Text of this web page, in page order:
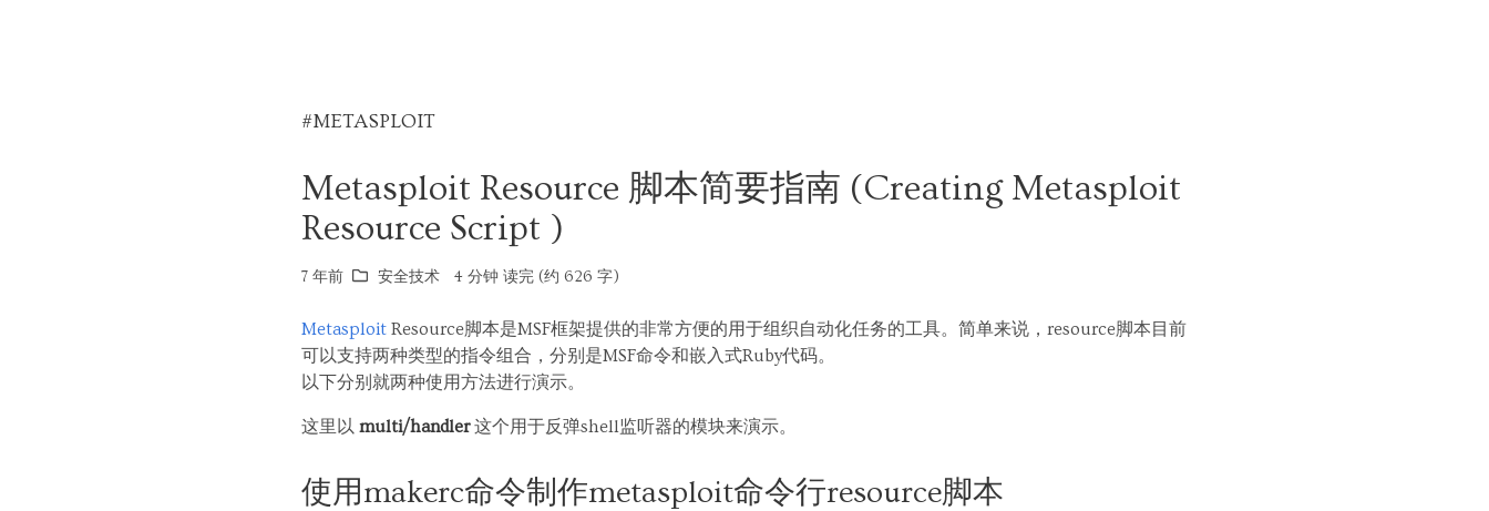
#METASPLOIT
Metasploit Resource 脚本简要指南 (Creating Metasploit
Resource Script )
7 年前 安全技术 4 分钟 读完 (约 626 字)
Metasploit Resource脚本是MSF框架提供的非常方便的用于组织自动化任务的工具。简单来说，resource脚本目前
可以支持两种类型的指令组合，分别是MSF命令和嵌入式Ruby代码。
以下分别就两种使用方法进行演示。
这里以 multi/handler这个用于反弹shell监听器的模块来演示。
使用makerc命令制作metasploit命令行resource脚本